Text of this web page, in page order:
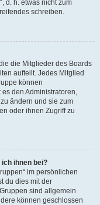
d. h. etwas nicht zum
schreiben.
die Mitglieder des Boards
aufteilt. Jedes Mitglied
können
den Administratoren,
ändern und sie zum
oder ihnen Zugriff zu
ihnen bei?
im persönlichen
du dies mit der
sind allgemein
können geschlossen